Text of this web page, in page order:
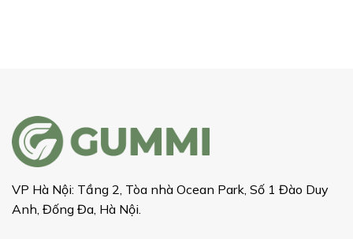
VP Hà Nội: Tầng 2, Tòa nhà Ocean Park, Số 1 Đào Duy
Anh, Đống Đa, Hà Nội.